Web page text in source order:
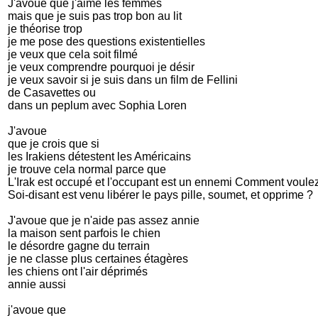
J'avoue que j'aime les femmes
mais que je suis pas trop bon au lit
je théorise trop
je me pose des questions existentielles
je veux que cela soit filmé
je veux comprendre pourquoi je désir
je veux savoir si je suis dans un film de Fellini
de Casavettes ou
dans un peplum avec Sophia Loren
J'avoue
que je crois que si
les Irakiens détestent les Américains
je trouve cela normal parce que
L'Irak est occupé et l'occupant est un ennemi Comment
Soi-disant est venu libérer le pays pille, soumet, et opprime ?
J'avoue que je n'aide pas assez annie
la maison sent parfois le chien
le désordre gagne du terrain
je ne classe plus certaines étagères
les chiens ont l'air déprimés
annie aussi
j'avoue que